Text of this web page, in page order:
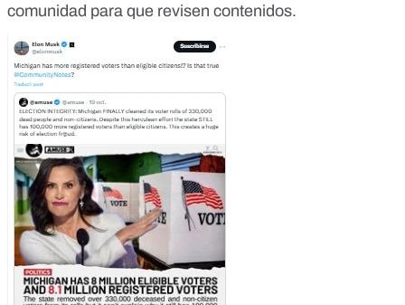
comunidad para que revisen contenidos.